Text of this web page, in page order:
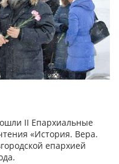
II Епархиальные
«История. Вера.
епархией